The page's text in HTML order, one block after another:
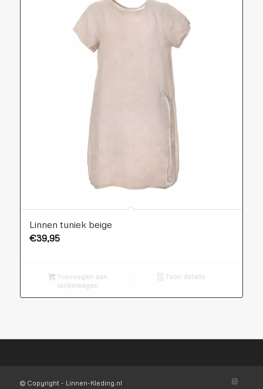
Linnen tuniek beige
€39,95
Toevoegen aan
winkelwagen
Toon details
© Copyright - Linnen-Kleding.nl